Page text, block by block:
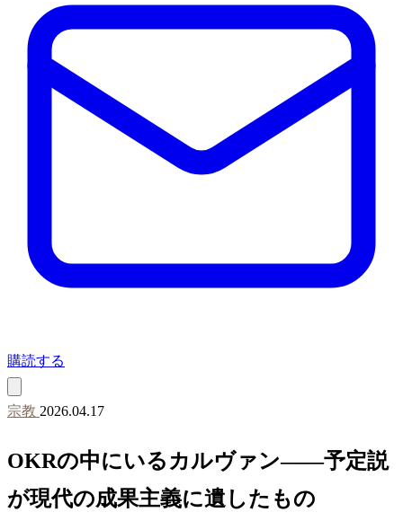
購読する
宗教 2026.04.17
OKRの中にいるカルヴァン——予定説
が現代の成果主義に遺したもの